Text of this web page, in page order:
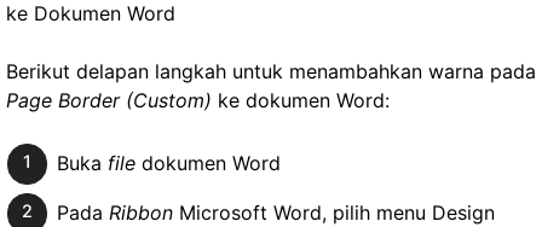
Berikut delapan langkah untuk menambahkan warna pada
Page Border (Custom) ke dokumen Word:
Buka filedokumen Word
Pada RibbonMicrosoft Word, pilih menu Design